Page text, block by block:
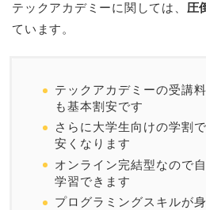
テックアカデミーに関しては、 圧
ています。
テックアカデミーの受講
も基本割安です
さらに大学生向けの学割
安くなります
オンライン完結型なので
学習できます
プログラミングスキルが